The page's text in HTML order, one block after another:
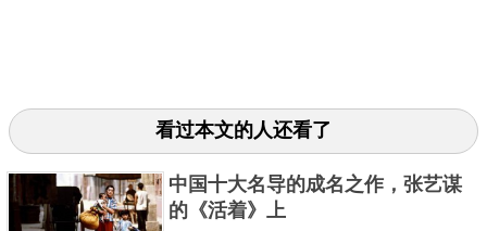
看过本文的人还看了
中国十大名导的成名之作，张艺谋
的《活着》上